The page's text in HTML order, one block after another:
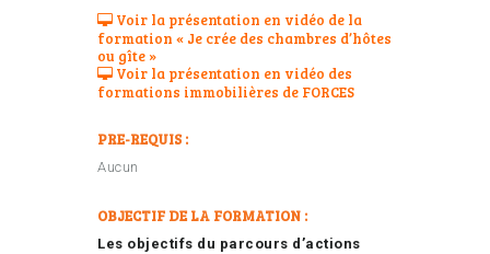
Voir la présentation en vidéo de la
formation « Je crée des chambres d’hôtes
ou gîte »
Voir la présentation en vidéo des
formations immobilières de FORCES
PRE-REQUIS :
Aucun
OBJECTIF DE LA FORMATION :
Les objectifs du parcours d’actions